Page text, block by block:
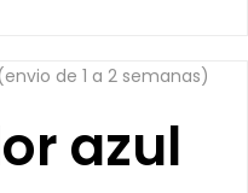
azul